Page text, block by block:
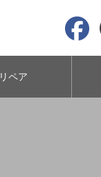
リペア